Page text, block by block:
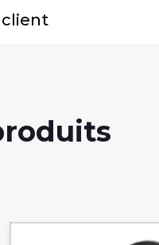
client